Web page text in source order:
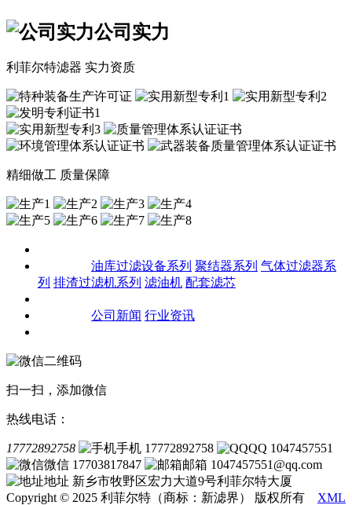
公司实力
利菲尔特滤器 实力资质
精细做工 质量保障
油库过滤设备系列 聚结器系列 气体过滤器系
列 排渣过滤机系列 滤油机 配套滤芯
公司新闻 行业资讯
扫一扫，添加微信
热线电话：
17772892758 手机 17772892758
QQ 1047457551
微信 17703817847
邮箱 1047457551@qq.com
地址 新乡市牧野区宏力大道9号利菲尔特大厦
Copyright © 2025 利菲尔特（商标：新滤界） 版权所有 XML